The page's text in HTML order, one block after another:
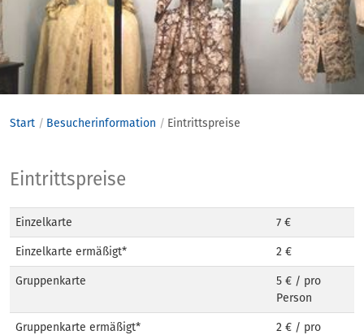
anspringen
Start Besucherinformation Eintrittspreise
Eintrittspreise
Eintrittspreise
Einzelkarte 7 €
Einzelkarte ermäßigt* 2 €
Gruppenkarte
5 € / pro
Person
Gruppenkarte ermäßigt*
2 € / pro